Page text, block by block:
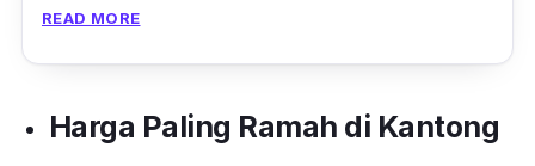
mengisi daya.
kepala
chargerketika sudah selesai dipakai
mengisi daya sangat penting untuk menjaga
READ MORE
Harga Paling Ramah di Kantong